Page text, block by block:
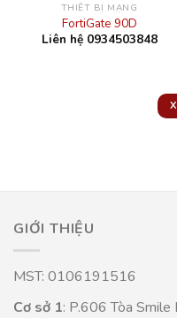
THIẾT BỊ MẠNG
FortiGate 90D
Liên hệ 0934503848
GIỚI THIỆU
MST: 0106191516
Cơ sở 1: P.606 Tòa Smile